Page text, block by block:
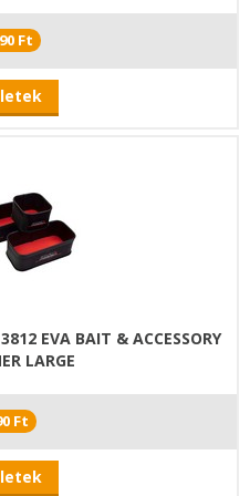
Ft
EVA BAIT & ACCESSORY
LARGE
Ft